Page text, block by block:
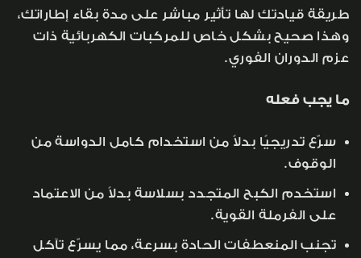
طريقة قيادتك لها تأثير مباشر على مدة بقاء إطاراتك،
وهذا صحيح بشكل خاص للمركبات الكهربائية ذات
عزم الدوران الفوري.
ما يجب فعله
سرّع تدريجيًا بدلاً من استخدام كامل الدواسة من
الوقوف.
استخدم الكبح المتجدد بسلاسة بدلاً من الاعتماد
على الفرملة القوية.
تجنب المنعطفات الحادة بسرعة، مما يسرّع تآكل